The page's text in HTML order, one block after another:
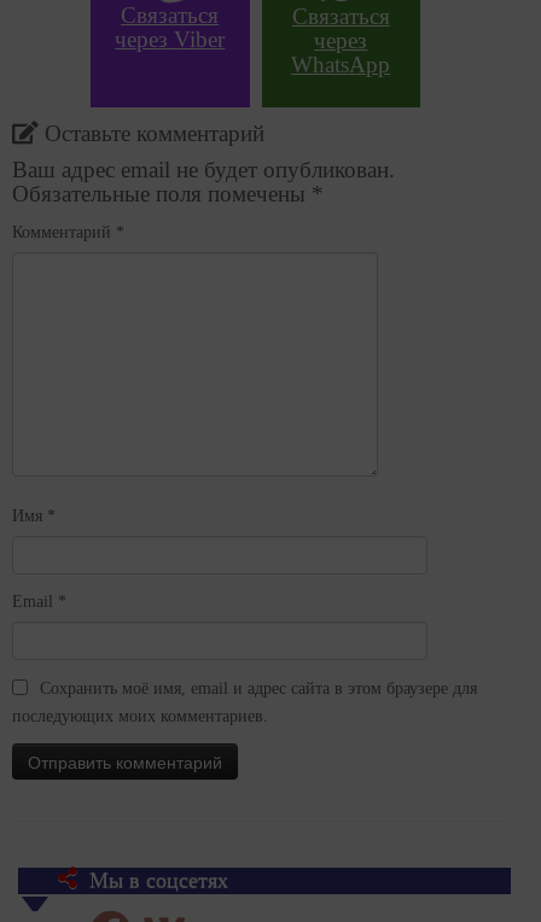
Связаться
через Viber
Связаться
через
WhatsApp
Оставьте комментарий
Ваш адрес email не будет опубликован.
Обязательные поля помечены *
Комментарий *
Имя *
Email *
Сохранить моё имя, email и адрес сайта в этом браузере для
последующих моих комментариев.
Мы в соцсетях